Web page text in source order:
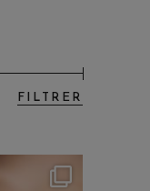
FILTRER